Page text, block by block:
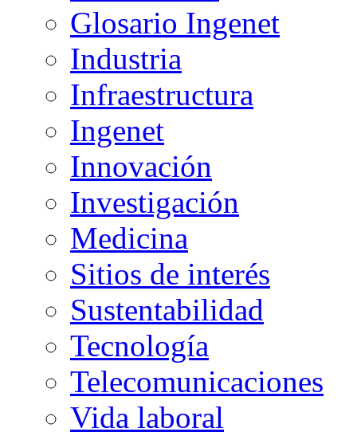
Glosario Ingenet
Industria
Infraestructura
Ingenet
Innovación
Investigación
Medicina
Sitios de interés
Sustentabilidad
Tecnología
Telecomunicaciones
Vida laboral